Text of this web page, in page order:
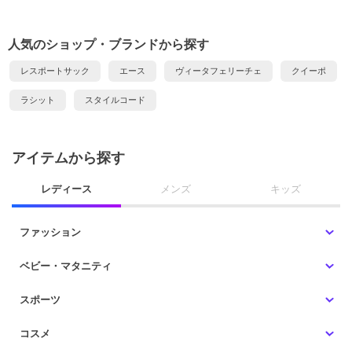
人気のショップ・ブランドから探す
レスポートサック エース ヴィータフェリーチェ クイーポ
ラシット スタイルコード
アイテムから探す
レディース メンズ キッズ
ファッション
ベビー・マタニティ
スポーツ
コスメ